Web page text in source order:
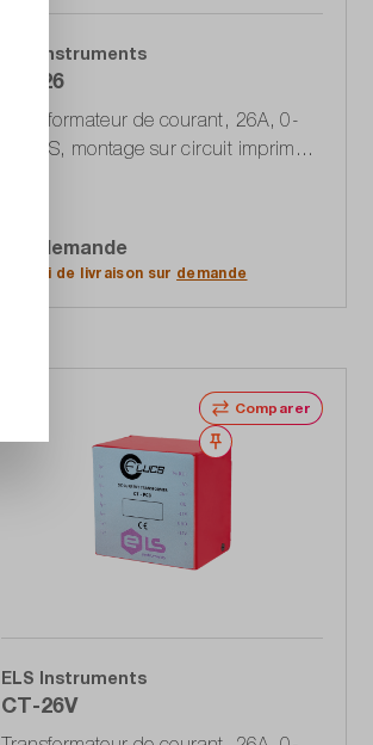
ELS Instruments
CT-26
Transformateur de courant, 26A, 0-
FLUCS, montage sur circuit imprimé,
Sur demande
Délai de livraison sur demande
Comparer
Noter
ELS Instruments
CT-26V